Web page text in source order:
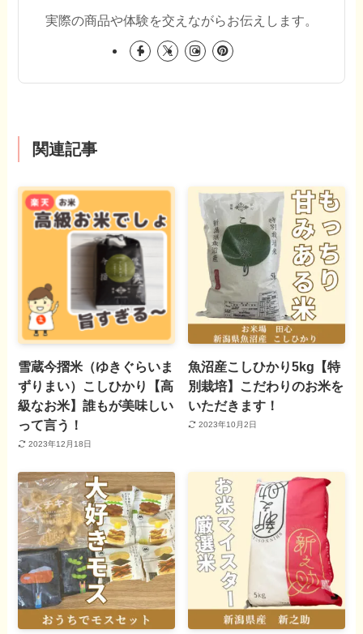
実際の商品や体験を交えながらお伝えします。
関連記事
雪蔵今摺米（ゆきぐらいま
ずりまい）こしひかり【高
級なお米】誰もが美味しい
って言う！
2023年12月18日
魚沼産こしひかり5kg【特
別栽培】こだわりのお米を
いただきます！
2023年10月2日